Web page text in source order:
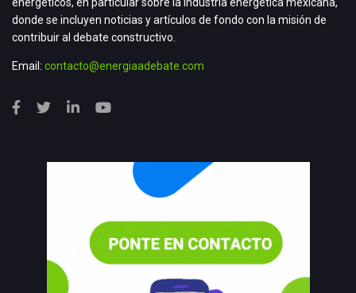
donde se incluyen noticias y artículos de fondo con la misión de
contribuir al debate constructivo.
Email: contacto@energiaadebate.com